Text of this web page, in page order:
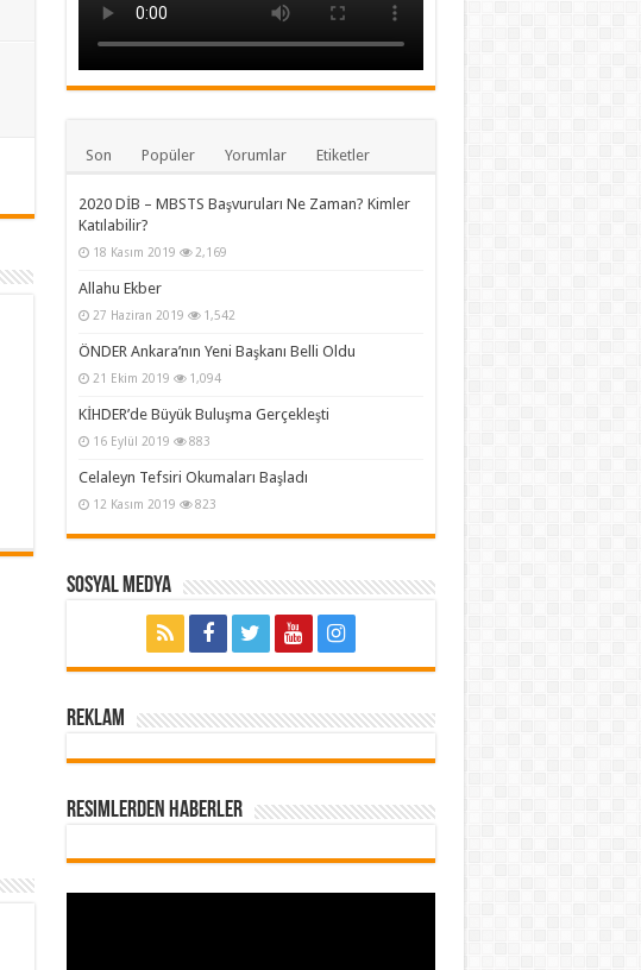
Son Popüler Yorumlar Etiketler
2020 DİB – MBSTS Başvuruları Ne Zaman? Kimler
Katılabilir?
18 Kasım 2019 2,169
Allahu Ekber
27 Haziran 2019 1,542
ÖNDER Ankara’nın Yeni Başkanı Belli Oldu
21 Ekim 2019 1,094
KİHDER’de Büyük Buluşma Gerçekleşti
16 Eylül 2019 883
Celaleyn Tefsiri Okumaları Başladı
12 Kasım 2019 823
Sosyal Medya
REKLAM
Resimlerden Haberler